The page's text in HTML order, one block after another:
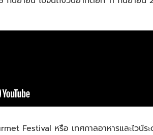
Festival หรือ เทศกาลอาหารและไวน์